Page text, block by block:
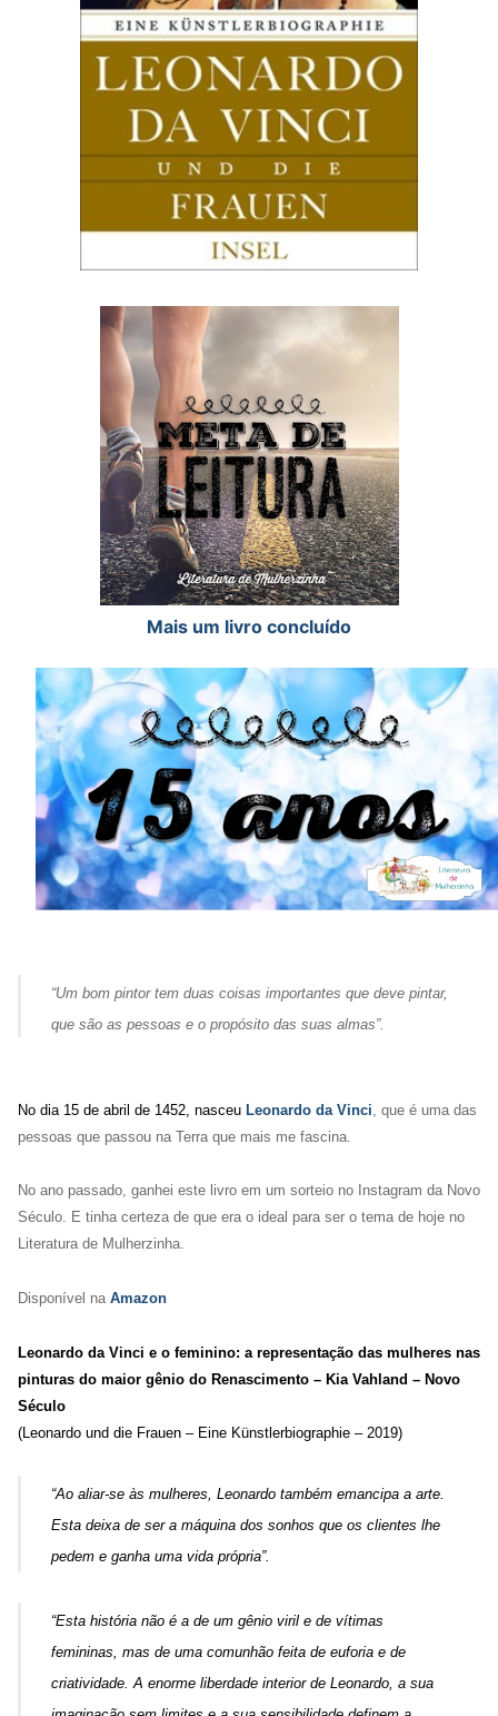
Mais um livro concluído
“Um bom pintor tem duas coisas importantes que deve pintar,
que são as pessoas e o propósito das suas almas”.
No dia 15 de abril de 1452, nasceu Leonardo da Vinci, que é uma das
pessoas que passou na Terra que mais me fascina.
No ano passado, ganhei este livro em um sorteio no Instagram da Novo
Século. E tinha certeza de que era o ideal para ser o tema de hoje no
Literatura de Mulherzinha.
Disponível na Amazon
Leonardo da Vinci e o feminino: a representação das mulheres nas
pinturas do maior gênio do Renascimento – Kia Vahland – Novo
Século
(Leonardo und die Frauen – Eine Künstlerbiographie – 2019)
“Ao aliar-se às mulheres, Leonardo também emancipa a arte.
Esta deixa de ser a máquina dos sonhos que os clientes lhe
pedem e ganha uma vida própria”.
“Esta história não é a de um gênio viril e de vítimas
femininas, mas de uma comunhão feita de euforia e de
criatividade. A enorme liberdade interior de Leonardo, a sua